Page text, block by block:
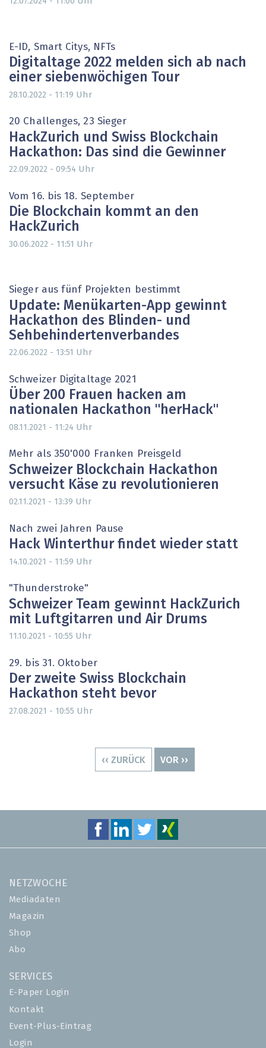
E-ID, Smart Citys, NFTs
Digitaltage 2022 melden sich ab nach
einer siebenwöchigen Tour
28.10.2022 - 11:19 Uhr
20 Challenges, 23 Sieger
HackZurich und Swiss Blockchain
Hackathon: Das sind die Gewinner
22.09.2022 - 09:54 Uhr
Vom 16. bis 18. September
Die Blockchain kommt an den
HackZurich
30.06.2022 - 11:51 Uhr
Sieger aus fünf Projekten bestimmt
Update: Menükarten-App gewinnt
Hackathon des Blinden- und
Sehbehindertenverbandes
22.06.2022 - 13:51 Uhr
Schweizer Digitaltage 2021
Über 200 Frauen hacken am
nationalen Hackathon "herHack"
08.11.2021 - 11:24 Uhr
Mehr als 350'000 Franken Preisgeld
Schweizer Blockchain Hackathon
versucht Käse zu revolutionieren
02.11.2021 - 13:39 Uhr
Nach zwei Jahren Pause
Hack Winterthur findet wieder statt
14.10.2021 - 11:59 Uhr
"Thunderstroke"
Schweizer Team gewinnt HackZurich
mit Luftgitarren und Air Drums
11.10.2021 - 10:55 Uhr
29. bis 31. Oktober
Der zweite Swiss Blockchain
Hackathon steht bevor
27.08.2021 - 10:55 Uhr
VORHERIGE
‹‹ ZURÜCK
NÄCHSTE
VOR ››
NETZWOCHE
Mediadaten
Magazin
Shop
Abo
SERVICES
E-Paper Login
Kontakt
Event-Plus-Eintrag
Login